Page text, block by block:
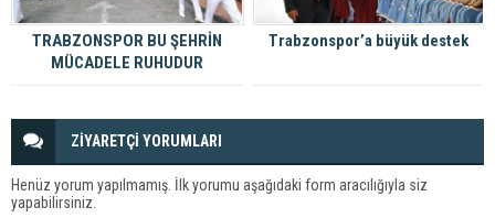
TRABZONSPOR BU ŞEHRİN
MÜCADELE RUHUDUR
Trabzonspor’a büyük destek
ZİYARETÇİ YORUMLARI
Henüz yorum yapılmamış. İlk yorumu aşağıdaki form aracılığıyla siz
yapabilirsiniz.